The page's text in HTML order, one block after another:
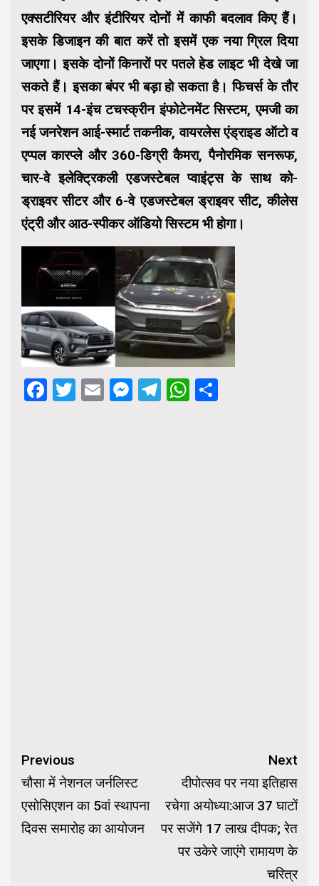
एक्सटीरियर और इंटीरियर दोनों में काफी बदलाव किए हैं।
इसके डिजाइन की बात करें तो इसमें एक नया ग्रिल दिया
जाएगा। इसके दोनों किनारों पर पतले हेड लाइट भी देखे जा
सकते हैं। इसका बंपर भी बड़ा हो सकता है। फिचर्स के तौर
पर इसमें 14-इंच टचस्क्रीन इंफोटेनमेंट सिस्टम, एमजी का
नई जनरेशन आई-स्मार्ट तकनीक, वायरलेस एंड्राइड ऑटो व
एप्पल कारप्ले और 360-डिग्री कैमरा, पैनोरमिक सनरूफ,
चार-वे इलेक्ट्रिकली एडजस्टेबल प्वाइंट्स के साथ को-
ड्राइवर सीटर और 6-वे एडजस्टेबल ड्राइवर सीट, कीलेस
एंट्री और आठ-स्पीकर ऑडियो सिस्टम भी होगा।
Facebook
Twitter
EmailMessenger
Telegram
WhatsApp
Continue
Reading
Previous
चौसा में नेशनल जर्नलिस्ट
एसोसिएशन का 5वां स्थापना
दिवस समारोह का आयोजन
Next
दीपोत्सव पर नया इतिहास
रचेगा अयोध्या:आज 37 घाटों
पर सजेंगे 17 लाख दीपक; रेत
पर उकेरे जाएंगे रामायण के
चरित्र